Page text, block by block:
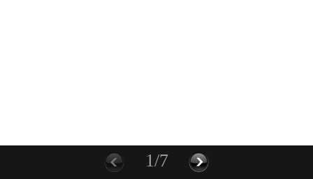
1/7
次へ